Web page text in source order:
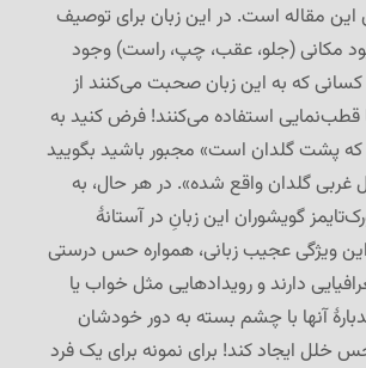
این مقاله است. در این زبان برای توصیف
مکانی (جلو، عقب، چپ، راست) وجود
کسانی که به این زبان صحبت می‌کنند از
قطب‌نمایی استفاده می‌کنند! فرض کنید به
که پشت گلدان است» مجبور باشید بگویید
غربی گلدان واقع شده». در هر حال، به
گویشوران این زبانِ در آستانهٔ
ویژگی عجیب زبانی، همواره حس درستی
دارند و رویدادهایی مثل خواب یا
آنها با چشم بسته به دور خودشان
خلل ایجاد کند! برای نمونه برای یک فرد